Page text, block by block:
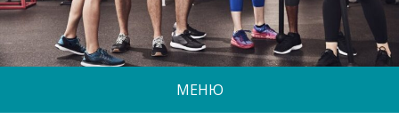
МЕНЮ